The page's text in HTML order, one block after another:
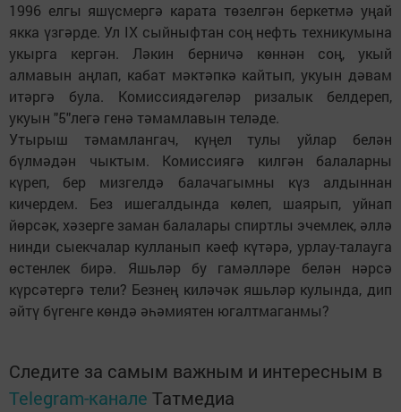
1996 елгы яшүсмергә карата төзелгән беркетмә уңай
якка үзгәрде. Ул IX сыйныфтан соң нефть техникумына
укырга кергән. Ләкин берничә көннән соң, укый
алмавын аңлап, кабат мәктәпкә кайтып, укуын дәвам
итәргә була. Комиссиядәгеләр ризалык белдереп,
укуын "5"легә генә тәмамлавын теләде.
Утырыш тәмамлангач, күңел тулы уйлар белән
бүлмәдән чыктым. Комиссиягә килгән балаларны
күреп, бер мизгелдә балачагымны күз алдыннан
кичердем. Без ишегалдында көлеп, шаярып, уйнап
йөрсәк, хәзерге заман балалары спиртлы эчемлек, әллә
нинди сыекчалар кулланып кәеф күтәрә, урлау-талауга
өстенлек бирә. Яшьләр бу гамәлләре белән нәрсә
күрсәтергә тели? Безнең киләчәк яшьләр кулында, дип
әйтү бүгенге көндә әһәмиятен югалтмаганмы?
Следите за самым важным и интересным в
Telegram-канале Татмедиа